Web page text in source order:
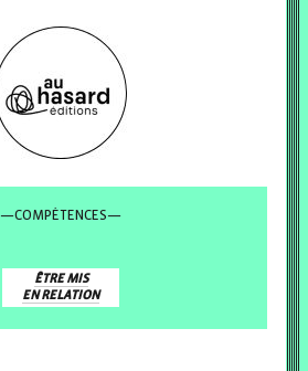
—COMPÉTENCES—
ÊTRE MIS
EN RELATION